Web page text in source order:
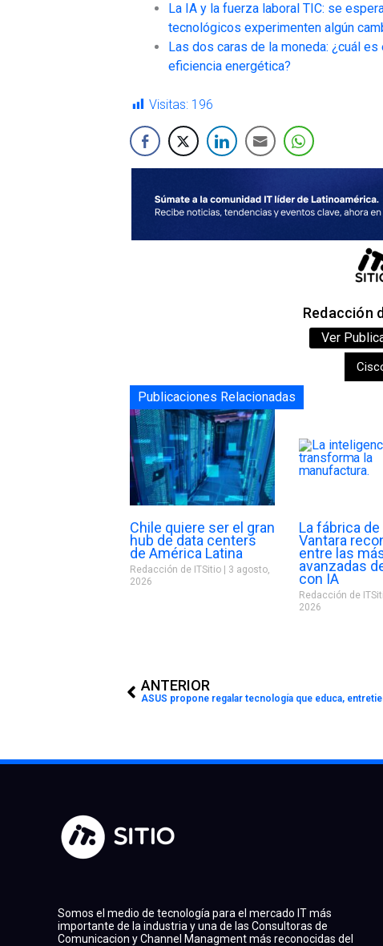
La IA y la fuerza laboral TIC: se
tecnológicos experimenten algún
Las dos caras de la moneda: ¿cuál
eficiencia energética?
Visitas: 196
Redacción
Ver
Publicaciones Relacionadas
Chile quiere ser el gran
hub de data centers
de América Latina
Redacción de ITSitio
3 agosto,
2026
La fábrica
Vantara
entre las
avanzadas
con IA
Redacción de
2026
ANTERIOR
ASUS propone regalar tecnología que educa,
Somos el medio de tecnología para el mercado IT más
importante de la industria y una de las Consultoras de
Comunicacion y Channel Managment más reconocidas del